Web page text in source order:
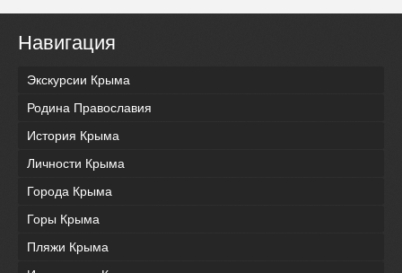
Навигация
Экскурсии Крыма
Родина Православия
История Крыма
Личности Крыма
Города Крыма
Горы Крыма
Пляжи Крыма